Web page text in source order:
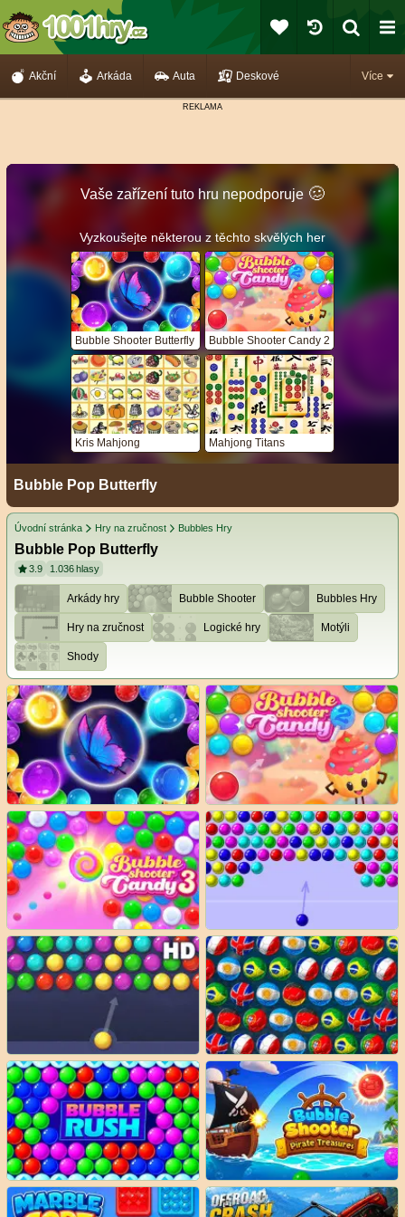
Více
Akční Arkáda Auta Deskové
Vaše zařízení tuto hru nepodporuje 🥴️
Vyzkoušejte některou z těchto skvělých her
Bubble Shooter Butterfly Bubble Shooter Candy 2
Kris Mahjong Mahjong Titans
Bubble Pop Butterfly
Úvodní stránka Hry na zručnost Bubbles Hry
Bubble Pop Butterfly
3.9 1.036 hlasy
Arkády hry Bubble Shooter Bubbles Hry
Hry na zručnost Logické hry Motýli
Shody